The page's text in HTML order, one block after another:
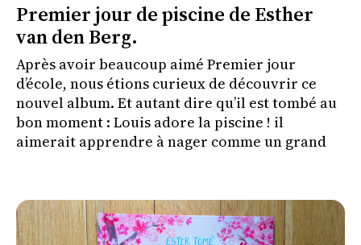
Premier jour de piscine de Esther
van den Berg.
Après avoir beaucoup aimé Premier jour
d’école, nous étions curieux de découvrir ce
nouvel album. Et autant dire qu’il est tombé au
bon moment : Louis adore la piscine ! il
aimerait apprendre à nager comme un grand